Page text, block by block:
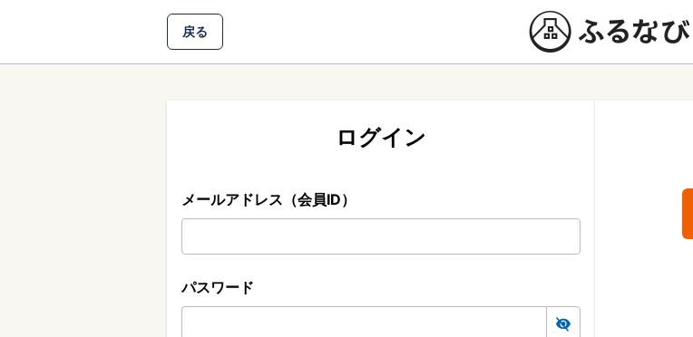
戻る
ログイン
メールアドレス（会員ID）
パスワード